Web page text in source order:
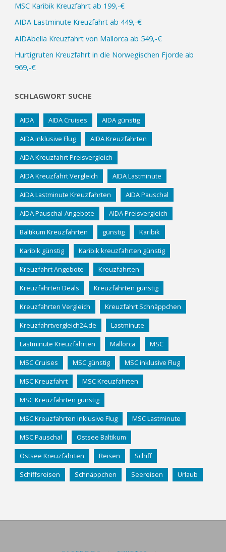
MSC Karibik Kreuzfahrt ab 199,-€
AIDA Lastminute Kreuzfahrt ab 449,-€
AIDAbella Kreuzfahrt von Mallorca ab 549,-€
Hurtigruten Kreuzfahrt in die Norwegischen Fjorde ab
969,-€
SCHLAGWORT SUCHE
AIDA AIDA Cruises AIDA günstig
AIDA inklusive Flug AIDA Kreuzfahrten
AIDA Kreuzfahrt Preisvergleich
AIDA Kreuzfahrt Vergleich AIDA Lastminute
AIDA Lastminute Kreuzfahrten AIDA Pauschal
AIDA Pauschal-Angebote AIDA Preisvergleich
Baltikum Kreuzfahrten günstig Karibik
Karibik günstig Karibik kreuzfahrten günstig
Kreuzfahrt Angebote Kreuzfahrten
Kreuzfahrten Deals Kreuzfahrten günstig
Kreuzfahrten Vergleich Kreuzfahrt Schnäppchen
Kreuzfahrtvergleich24.de Lastminute
Lastminute Kreuzfahrten Mallorca MSC
MSC Cruises MSC günstig MSC inklusive Flug
MSC Kreuzfahrt MSC Kreuzfahrten
MSC Kreuzfahrten günstig
MSC Kreuzfahrten inklusive Flug MSC Lastminute
MSC Pauschal Ostsee Baltikum
Ostsee Kreuzfahrten Reisen Schiff
Schiffsreisen Schnäppchen Seereisen Urlaub